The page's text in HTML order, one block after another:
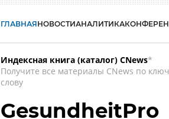
ГЛАВНАЯНОВОСТИАНАЛИТИКА
Индексная книга (каталог) CNews*
Получите все материалы CNews по
слову
GesundheitPro